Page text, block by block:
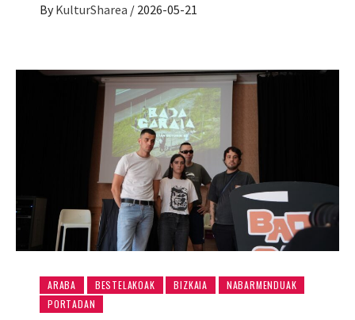
By KulturSharea / 2026-05-21
ARABA BESTELAKOAK BIZKAIA
NABARMENDUAK
PORTADAN